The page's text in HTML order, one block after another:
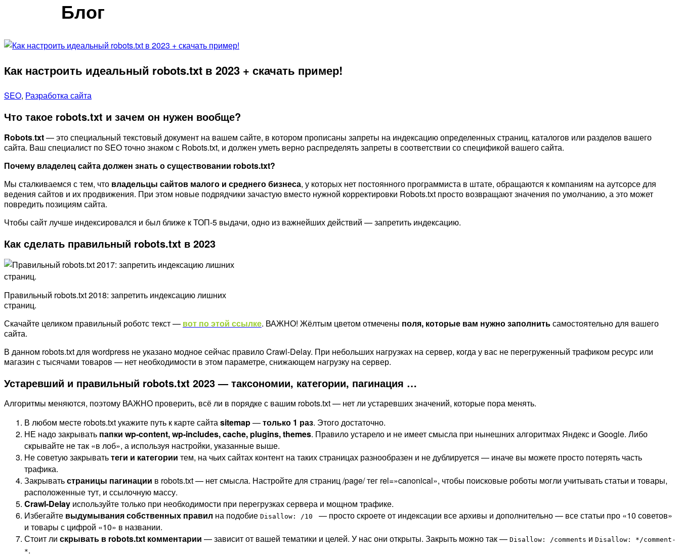
Блог
Как настроить идеальный robots.txt в 2023 + скачать пример!
SEO, Разработка сайта
Что такое robots.txt и зачем он нужен вообще?
Robots.txt— это специальный текстовый документ на вашем сайте, в котором прописаны запреты на индексацию определенных страниц, каталогов или разделов вашего
сайта. Ваш специалист по SEO точно знаком с Robots.txt, и должен уметь верно распределять запреты в соответствии со спецификой вашего сайта.
Почему владелец сайта должен знать о существовании robots.txt?
Мы сталкиваемся с тем, что владельцы сайтов малого и среднего бизнеса, у которых нет постоянного программиста в штате, обращаются к компаниям на аутсорсе для
ведения сайтов и их продвижения. При этом новые подрядчики зачастую вместо нужной корректировки Robots.txt просто возвращают значения по умолчанию, а это может
повредить позициям сайта.
Чтобы сайт лучше индексировался и был ближе к ТОП-5 выдачи, одно из важнейших действий — запретить индексацию.
Как сделать правильный robots.txt в 2023
Правильный robots.txt 2018: запретить индексацию лишних
страниц.
Скачайте целиком правильный роботс текст — вот по этой ссылке. ВАЖНО! Жёлтым цветом отмечены поля, которые вам нужно заполнитьсамостоятельно для вашего
сайта.
В данном robots.txt для wordpress не указано модное сейчас правило Crawl-Delay. При небольших нагрузках на сервер, когда у вас не перегруженный трафиком ресурс или
магазин с тысячами товаров — нет необходимости в этом параметре, снижающем нагрузку на сервер.
Устаревший и правильный robots.txt 2023 — таксономии, категории, пагинация …
Алгоритмы меняются, поэтому ВАЖНО проверить, всё ли в порядке с вашим robots.txt — нет ли устаревших значений, которые пора менять.
В любом месте robots.txt укажите путь к карте сайтаsitemap—только 1 раз. Этого достаточно.
НЕ надо закрывать папки wp-content, wp-includes, cache, plugins, themes. Правило устарело и не имеет смысла при нынешних алгоритмах Яндекс и Google. Либо
скрывайте не так «в лоб», а используя настройки, указанные выше.
Не советую закрыватьтеги и категории тем, на чьих сайтах контент на таких страницах разнообразен и не дублируется — иначе вы можете просто потерять часть
трафика.
Закрыватьстраницы пагинации в robots.txt — нет смысла. Настройте для страниц /page/ тег rel=»canonical», чтобы поисковые роботы могли учитывать статьи и товары,
расположенные тут, и ссылочную массу.
Crawl-Delay используйте только при необходимости при перегрузках сервера и мощном трафике.
Избегайте выдумывания собственных правил на подобие Disallow: /10
— просто скроете от индексации все архивы и дополнительно — все статьи про «10 советов»
и товары с цифрой «10» в названии.
Стоит ли скрывать в robots.txt комментарии — зависит от вашей тематики и целей. У нас они открыты. Закрыть можно так — Disallow: /comments и Disallow: */comment-
*.